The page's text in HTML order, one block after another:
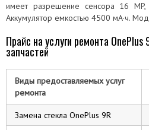
имеет разрешение сенсора 16
Аккумулятор емкостью 4500 мА·ч.
Прайс на услуги ремонта OnePlus
запчастей
Виды предоставляемых услуг
ремонта
Замена стекла OnePlus 9R